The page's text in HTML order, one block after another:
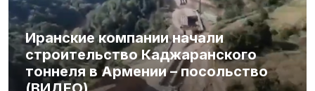
Иранские компании начали
строительство Каджаранского
тоннеля в Армении – посольство